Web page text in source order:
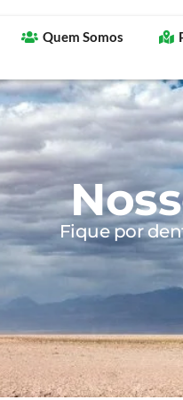
Quem Somos
Fique por